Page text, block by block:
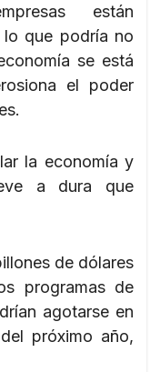
están
lo que podría no
se está
el poder
la economía y
a dura que
de dólares
programas de
agotarse en
próximo año,